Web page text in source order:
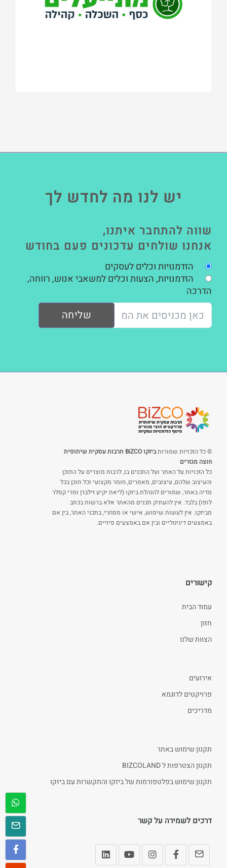
יש לנו מה לחדש לך
שווה להתחבר איתנו,
אנחנו שולחים עדכונים פעם בחודש
הזדמנויות וכלים לעסקים
הזדמנויות, הצעות וכלים למשאבי אנוש, רווחה,
הדרכה
שליחה
© כל הזכויות שמורות
ביזקו BiZCO תרבות עסקית שיתופית
חוצה מגזרים
כל הזכויות על האתר ועל התכנים בו, לרבות מוצרים על התוכן
והעיצוב שלהם, עיצובים, מאמרים, חומר מקצועי וכל תוכן בכל
מדיה באתר, שמורים להנהלת ביזקו (ליאת יקיע זילברן ומרי קסלר
לופו) בלבד. אין להעתיק תכנים מהאתר אלא ברשות בכתב
מביזקו. אין לעשות שימוש, אישי או מסחרי, בתכני האתר, בין אם
באמצעים דיגיטליים ובין אם באמצעים פיזיים.
קישורים
עמוד הבית
חזון
הצוות שלנו
אירועים
פרויקטים לדוגמא
מדריכים
תקנון שימוש באתר
תקנון הצטרפות ל BIZCOLAND
תקנון שימוש בפלטפורמות של ביזקו והתקשרות עם ביזקו
דרכים לשמירה על קשר